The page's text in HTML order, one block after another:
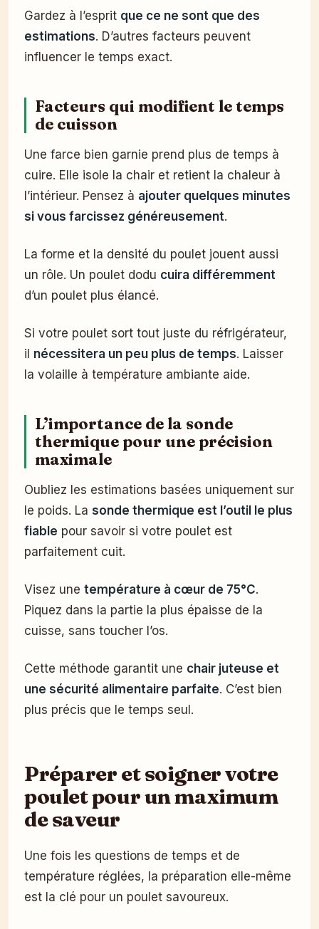
Gardez à l’esprit que ce ne sont que des
estimations. D’autres facteurs peuvent
influencer le temps exact.
Facteurs qui modifient le temps
de cuisson
Une farce bien garnie prend plus de temps à
cuire. Elle isole la chair et retient la chaleur à
l’intérieur. Pensez à ajouter quelques minutes
si vous farcissez généreusement.
La forme et la densité du poulet jouent aussi
un rôle. Un poulet dodu cuira différemment
d’un poulet plus élancé.
Si votre poulet sort tout juste du réfrigérateur,
il nécessitera un peu plus de temps. Laisser
la volaille à température ambiante aide.
L’importance de la sonde
thermique pour une précision
maximale
Oubliez les estimations basées uniquement sur
le poids. La sonde thermique est l’outil le plus
fiable pour savoir si votre poulet est
parfaitement cuit.
Visez une température à cœur de 75°C.
Piquez dans la partie la plus épaisse de la
cuisse, sans toucher l’os.
Cette méthode garantit une chair juteuse et
une sécurité alimentaire parfaite. C’est bien
plus précis que le temps seul.
Préparer et soigner votre
poulet pour un maximum
de saveur
Une fois les questions de temps et de
température réglées, la préparation elle-même
est la clé pour un poulet savoureux.